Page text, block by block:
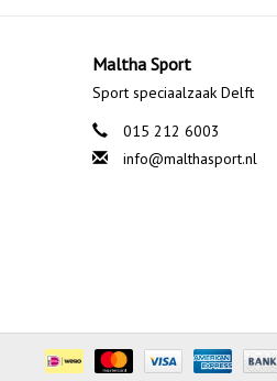
Maltha Sport
Sport speciaalzaak Delft
015 212 6003
info@malthasport.nl